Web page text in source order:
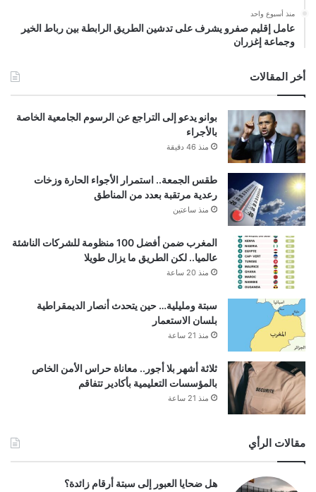
منذ أسبوع واحد
عامل إقليم صفرو يشرف على تدشين الطريق الرابطة بين رباط الخير
وجماعة إغزران
أخر المقالات
بوانو يدعو إلى التراجع عن الرسوم الجامعية الخاصة
بالأجراء
منذ 46 دقيقة
طقس الجمعة.. استمرار الأجواء الحارة وزخات
رعدية مرتقبة بعدد من المناطق
منذ ساعتين
المغرب ضمن أفضل 100 منظومة للشركات الناشئة
عالميا.. لكن الطريق ما يزال طويلا
منذ 20 ساعة
سبتة ومليلية… حين يتحدث أنصار الديمقراطية
بلسان الاستعمار
منذ 21 ساعة
ثلاثة أشهر بلا أجور.. معاناة حراس الأمن الخاص
بالمؤسسات التعليمية بأكادير تتفاقم
منذ 21 ساعة
مقالات الرأي
هل ضحايا العبور إلى سبتة أرقام زائدة؟